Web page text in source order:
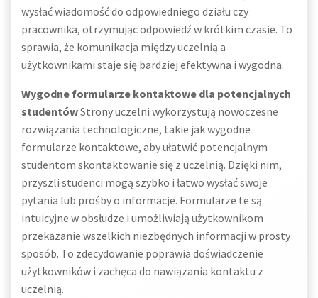
wysłać wiadomość do odpowiedniego działu czy
pracownika, otrzymując odpowiedź w krótkim czasie. To
sprawia, że komunikacja między uczelnią a
użytkownikami staje się bardziej efektywna i wygodna.
Wygodne formularze kontaktowe dla potencjalnych
studentówStrony uczelni wykorzystują nowoczesne
rozwiązania technologiczne, takie jak wygodne
formularze kontaktowe, aby ułatwić potencjalnym
studentom skontaktowanie się z uczelnią. Dzięki nim,
przyszli studenci mogą szybko i łatwo wysłać swoje
pytania lub prośby o informacje. Formularze te są
intuicyjne w obsłudze i umożliwiają użytkownikom
przekazanie wszelkich niezbędnych informacji w prosty
sposób. To zdecydowanie poprawia doświadczenie
użytkowników i zachęca do nawiązania kontaktu z
uczelnią.